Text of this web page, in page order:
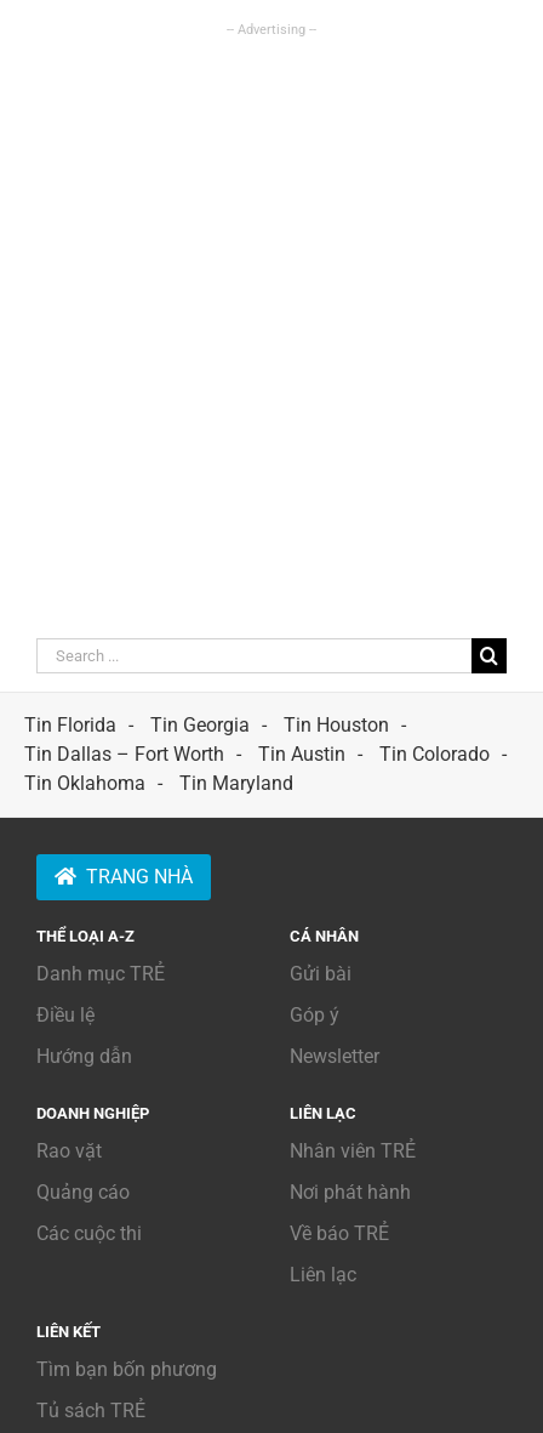
Search
for:
Tin Florida
Tin Georgia
Tin Houston
Tin Dallas – Fort Worth
Tin Austin
Tin Colorado
Tin Oklahoma
Tin Maryland
TRANG NHÀ
THỂ LOẠI A-Z
Danh mục TRẺ
Điều lệ
Hướng dẫn
CÁ NHÂN
Gửi bài
Góp ý
Newsletter
DOANH NGHIỆP
Rao vặt
Quảng cáo
Các cuộc thi
LIÊN LẠC
Nhân viên TRẺ
Nơi phát hành
Về báo TRẺ
Liên lạc
LIÊN KẾT
Tìm bạn bốn phương
Tủ sách TRẺ